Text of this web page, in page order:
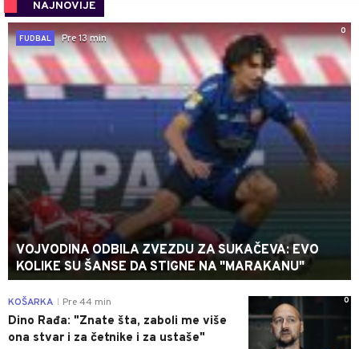
NAJNOVIJE
0
FUDBAL
Pre 13 min
VOJVODINA ODBILA ZVEZDU ZA SUKAČEVA: EVO
KOLIKE SU ŠANSE DA STIGNE NA "MARAKANU"
0
KOŠARKA Pre 44 min
Dino Rađa: "Znate šta, zaboli me više
ona stvar i za četnike i za ustaše"